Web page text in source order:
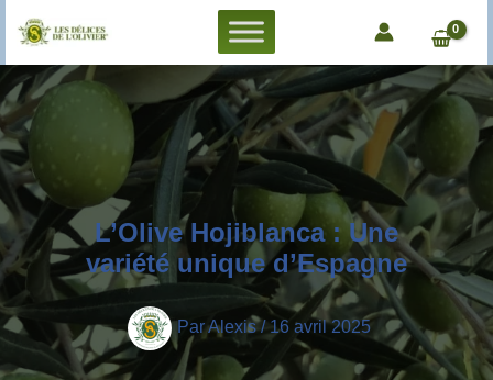
Aller
contenu
L’Olive Hojiblanca : Une
variété unique d’Espagne
ParAlexis/ 16 avril 2025